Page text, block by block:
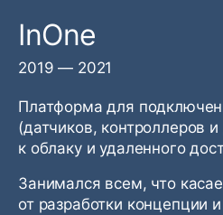
InOne
2019 — 2021
Платформа для
(датчиков, контроллеров и
к облаку и удаленного
Занимался всем, что
от разработки концепции